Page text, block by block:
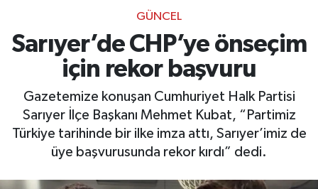
GÜNCEL
Sarıyer’de CHP’ye önseçim
için rekor başvuru
Gazetemize konuşan Cumhuriyet Halk Partisi
Sarıyer İlçe Başkanı Mehmet Kubat, “Partimiz
Türkiye tarihinde bir ilke imza attı, Sarıyer’imiz de
üye başvurusunda rekor kırdı” dedi.